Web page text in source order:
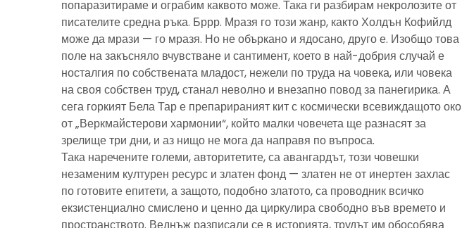
попаразитираме и ограбим каквото може. Така ги разбирам некролозите от
писателите средна ръка. Бррр. Мразя го този жанр, както Холдън Кофийлд
може да мрази — го мразя. Но не объркано и ядосано, друго е. Изобщо това
поле на закъсняло вчувстване и сантимент, което в най-добрия случай е
носталгия по собствената младост, нежели по труда на човека, или човека
на своя собствен труд, станал неволно и внезапно повод за панегирика. А
сега горкият Бела Тар е препарираният кит с космически всевиждащото око
от „Веркмайстерови хармонии“, който малки човечета ще разнасят за
зрелище три дни, и аз нищо не мога да направя по въпроса.
Така наречените големи, авторитетите, са авангардът, този човешки
незаменим културен ресурс и златен фонд — златен не от инертен захлас
по готовите епитети, а защото, подобно златото, са проводник всичко
екзистенциално смислено и ценно да циркулира свободно във времето и